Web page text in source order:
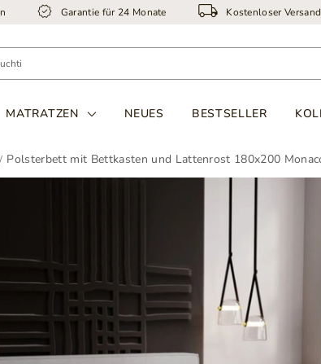
Garantie für 24 Monate Kostenloser Versand
MATRATZEN NEUES BESTSELLER
Polsterbett mit Bettkasten und Lattenrost 180x200